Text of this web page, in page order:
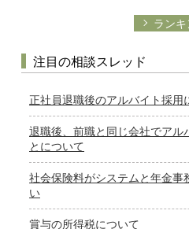
ラン
注目の相談スレッド
正社員退職後のアルバイト採用
退職後、前職と同じ会社でアル
とについて
社会保険料がシステムと年金事
い
賞与の所得税について